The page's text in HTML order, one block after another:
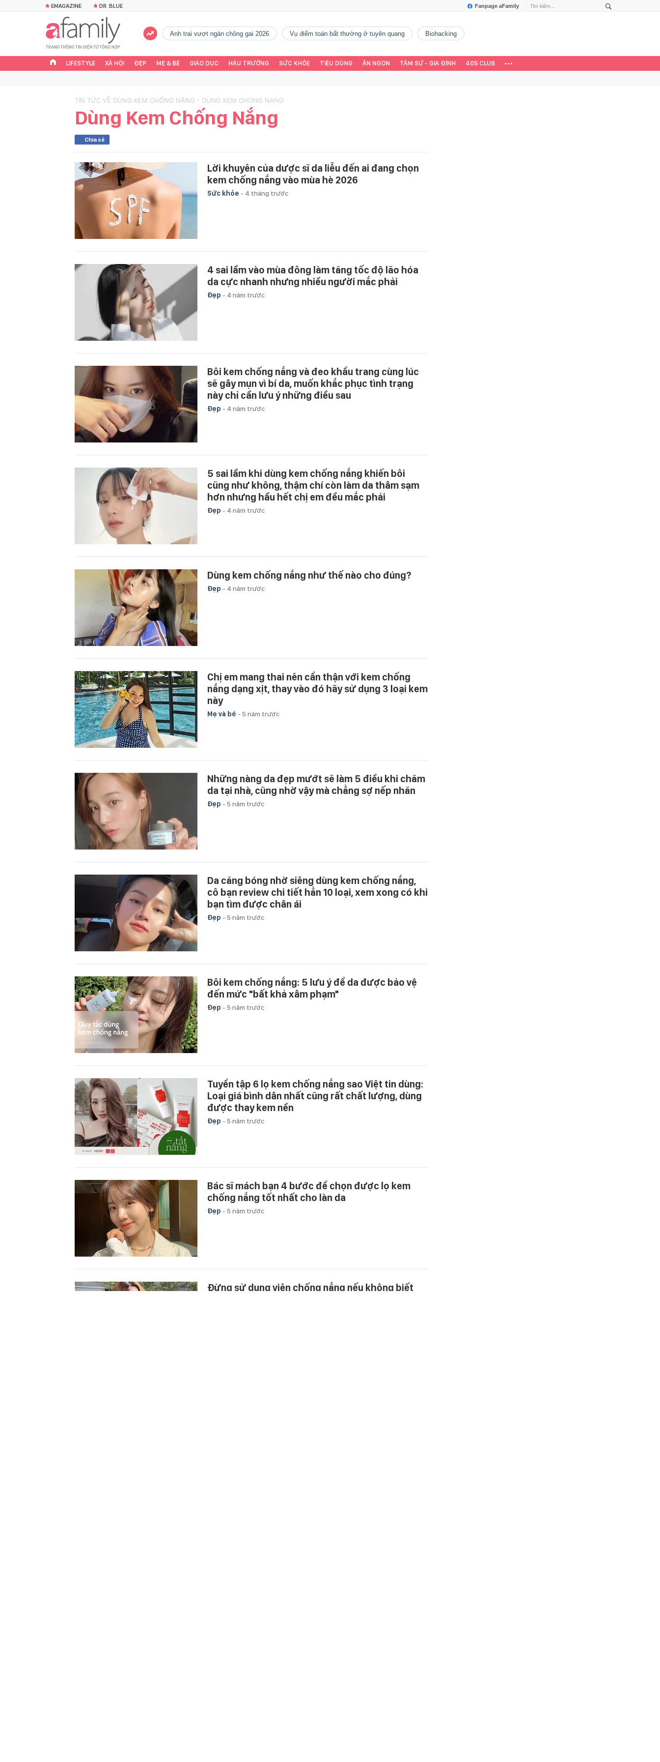
Fanpage aFamily
EMAGAZINE DR. BLUE
Anh trai vượt ngàn chông gai 2026 vụ điểm toán bất thường ở tuyên quang Biohacking
LIFESTYLE XÃ HỘI ĐẸP MẸ & BÉ GIÁO DỤC HẬU TRƯỜNG SỨC KHỎE TIÊU DÙNG ĂN NGON TÂM SỰ - GIA ĐÌNH 40S CLUB
TIN TỨC VỀ DÙNG KEM CHỐNG NẮNG - DUNG KEM CHONG NANG
Dùng Kem Chống Nắng
Chia sẻ
Lời khuyên của dược sĩ da liễu đến ai đang chọn
kem chống nắng vào mùa hè 2026
Sức khỏe - 4 tháng trước
4 sai lầm vào mùa đông làm tăng tốc độ lão hóa
da cực nhanh nhưng nhiều người mắc phải
Đẹp - 4 năm trước
Bôi kem chống nắng và đeo khẩu trang cùng lúc
sẽ gây mụn vì bí da, muốn khắc phục tình trạng
này chỉ cần lưu ý những điều sau
Đẹp - 4 năm trước
5 sai lầm khi dùng kem chống nắng khiến bôi
cũng như không, thậm chí còn làm da thâm sạm
hơn nhưng hầu hết chị em đều mắc phải
Đẹp - 4 năm trước
Dùng kem chống nắng như thế nào cho đúng?
Đẹp - 4 năm trước
Chị em mang thai nên cẩn thận với kem chống
nắng dạng xịt, thay vào đó hãy sử dụng 3 loại kem
này
Mẹ và bé - 5 năm trước
Những nàng da đẹp mướt sẽ làm 5 điều khi chăm
da tại nhà, cũng nhờ vậy mà chẳng sợ nếp nhăn
Đẹp - 5 năm trước
Da căng bóng nhờ siêng dùng kem chống nắng,
cô bạn review chi tiết hẳn 10 loại, xem xong có khi
bạn tìm được chân ái
Đẹp - 5 năm trước
Bôi kem chống nắng: 5 lưu ý để da được bảo vệ
đến mức "bất khả xâm phạm"
Đẹp - 5 năm trước
Tuyển tập 6 lọ kem chống nắng sao Việt tin dùng:
Loại giá bình dân nhất cũng rất chất lượng, dùng
được thay kem nền
Đẹp - 5 năm trước
Bác sĩ mách bạn 4 bước để chọn được lọ kem
chống nắng tốt nhất cho làn da
Đẹp - 5 năm trước
Đừng sử dụng viên chống nắng nếu không biết